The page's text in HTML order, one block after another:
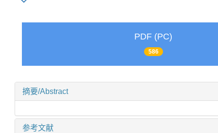
PDF (PC)
586
摘要/Abstract
参考文献